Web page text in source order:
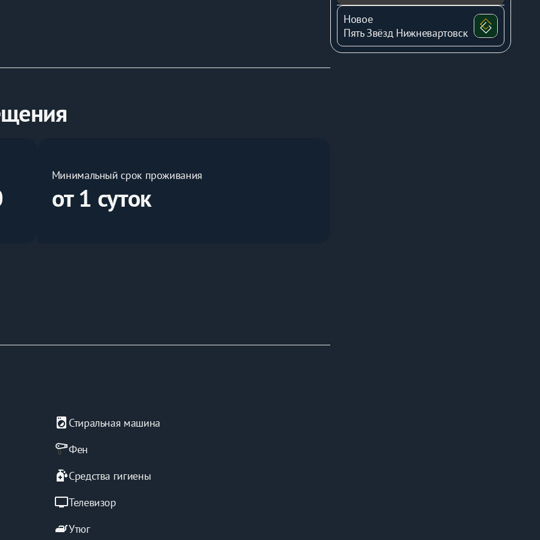
где мы собрали для Вас САМУЮ ПОЛЕЗНУЮ информацию
нашей квартире!
Минимальный срок проживания
от 1 суток
local_laundry_service Стиральная машина
Фен
sanitizerСредства гигиены
tvТелевизор
ironУтюг
Новое
Пять Звёзд Нижневартовск